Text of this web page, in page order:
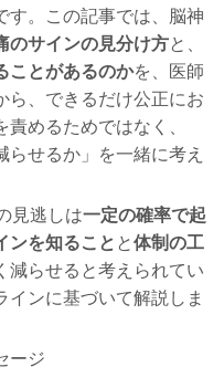
す。この記事では、脳神
のサインの見分け方と、
ことがあるのかを、医師
ら、できるだけ公正にお
めるためではなく、
らせるか」を一緒に考え
見逃しは一定の確率で起
ンを知ること と体制の工
減らせると考えられてい
インに基づいて解説しま
ージ